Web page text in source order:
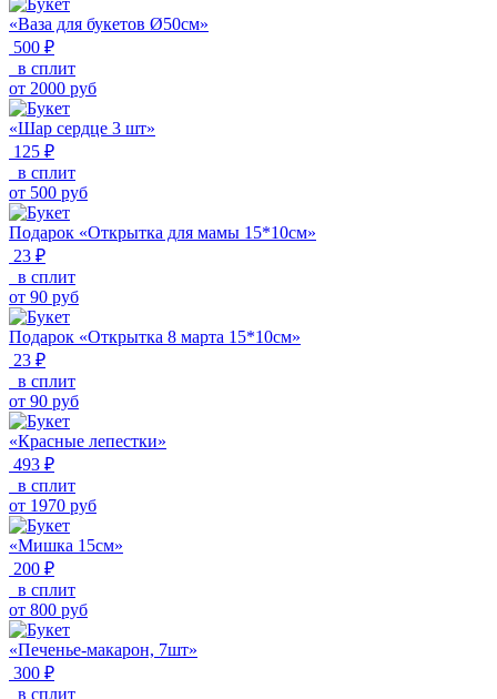
«Ваза для букетов Ø50см»
500 ₽
в сплит
от 2000 руб
«Шар сердце 3 шт»
125 ₽
в сплит
от 500 руб
Подарок «Открытка для мамы 15*10см»
23 ₽
в сплит
от 90 руб
Подарок «Открытка 8 марта 15*10см»
23 ₽
в сплит
от 90 руб
«Красные лепестки»
493 ₽
в сплит
от 1970 руб
«Мишка 15см»
200 ₽
в сплит
от 800 руб
«Печенье-макарон, 7шт»
300 ₽
в сплит